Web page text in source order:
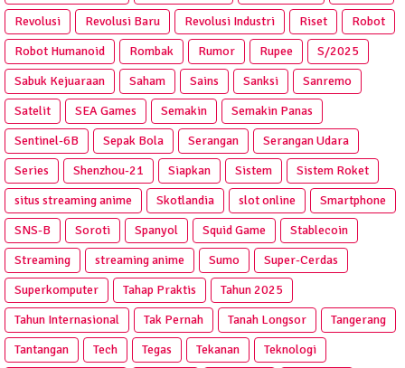
Revolusi
Revolusi Baru Revolusi Industri Riset
Robot
Robot Humanoid
Rombak Rumor Rupee
S/2025
Sabuk Kejuaraan
Saham Sains Sanksi
Sanremo
Satelit
SEA Games Semakin
Semakin Panas
Sentinel-6B
Sepak Bola Serangan
Serangan Udara
Series
Shenzhou-21 Siapkan Sistem
Sistem Roket
situs streaming anime
Skotlandia slot online
Smartphone
SNS-B
Soroti Spanyol Squid Game
Stablecoin
Streaming
streaming anime Sumo
Super-Cerdas
Superkomputer
Tahap Praktis
Tahun 2025
Tahun Internasional
Tak Pernah Tanah Longsor
Tangerang
Tantangan
Tech Tegas Tekanan
Teknologi